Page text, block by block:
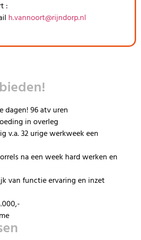
:
h.vannoort@rijndorp.nl
dagen! 96 atv uren
in overleg
v.a. 32 urige werkweek een
na een week hard werken en
van functie ervaring en inzet